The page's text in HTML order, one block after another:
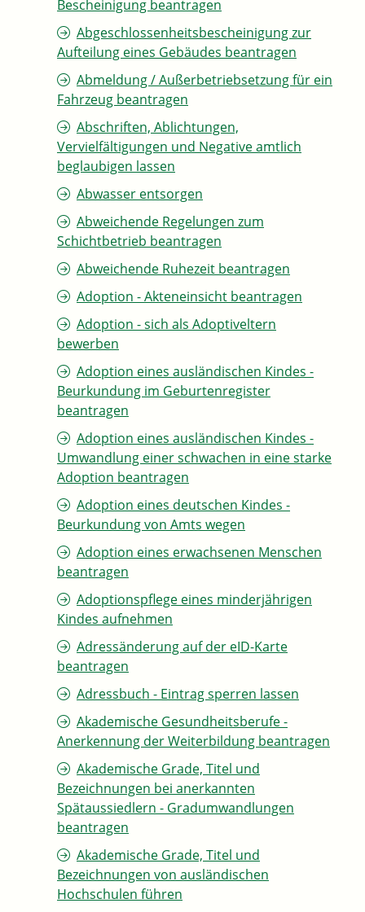
Bescheinigung beantragen
Abgeschlossenheitsbescheinigung zur
Aufteilung eines Gebäudes beantragen
Abmeldung / Außerbetriebsetzung für ein
Fahrzeug beantragen
Abschriften, Ablichtungen,
Vervielfältigungen und Negative amtlich
beglaubigen lassen
Abwasser entsorgen
Abweichende Regelungen zum
Schichtbetrieb beantragen
Abweichende Ruhezeit beantragen
Adoption - Akteneinsicht beantragen
Adoption - sich als Adoptiveltern
bewerben
Adoption eines ausländischen Kindes -
Beurkundung im Geburtenregister
beantragen
Adoption eines ausländischen Kindes -
Umwandlung einer schwachen in eine starke
Adoption beantragen
Adoption eines deutschen Kindes -
Beurkundung von Amts wegen
Adoption eines erwachsenen Menschen
beantragen
Adoptionspflege eines minderjährigen
Kindes aufnehmen
Adressänderung auf der eID-Karte
beantragen
Adressbuch - Eintrag sperren lassen
Akademische Gesundheitsberufe -
Anerkennung der Weiterbildung beantragen
Akademische Grade, Titel und
Bezeichnungen bei anerkannten
Spätaussiedlern - Gradumwandlungen
beantragen
Akademische Grade, Titel und
Bezeichnungen von ausländischen
Hochschulen führen